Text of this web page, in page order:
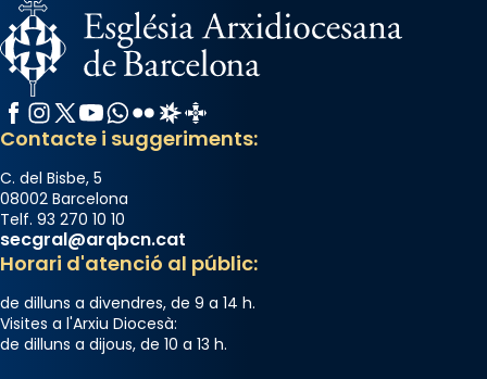
Facebook
Instagram
X / Twitter
YouTube
WhatsApp
FlickrRadio Estel
Catalunya Cristiana
Contacte i suggeriments:
C. del Bisbe, 5
08002 Barcelona
Telf. 93 270 10 10
secgral@arqbcn.cat
Horari d'atenció al públic:
de dilluns a divendres, de 9 a 14 h.
Visites a l'Arxiu Diocesà:
de dilluns a dijous, de 10 a 13 h.